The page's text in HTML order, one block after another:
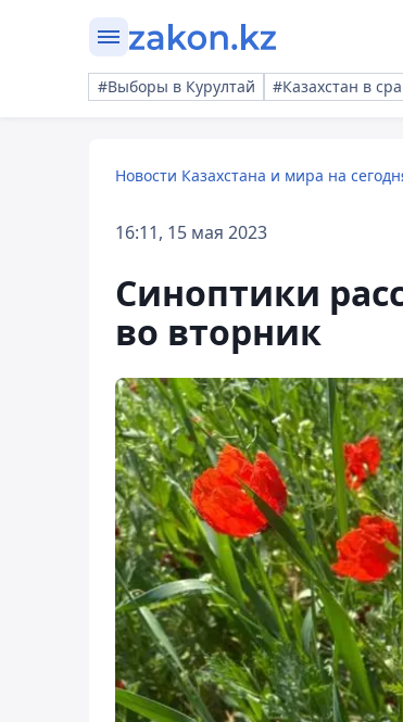
#Выборы в Курултай #Казахстан в
Новости Казахстана и мира на
16:11, 15 мая 2023
Синоптики
во вторник